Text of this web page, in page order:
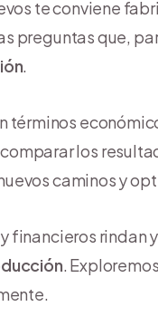
te conviene
preguntas que,
.
términos
los
caminos y
financieros rindan
.